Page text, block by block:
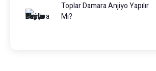
Toplar Damara Anjiyo Yapılır
Mı?